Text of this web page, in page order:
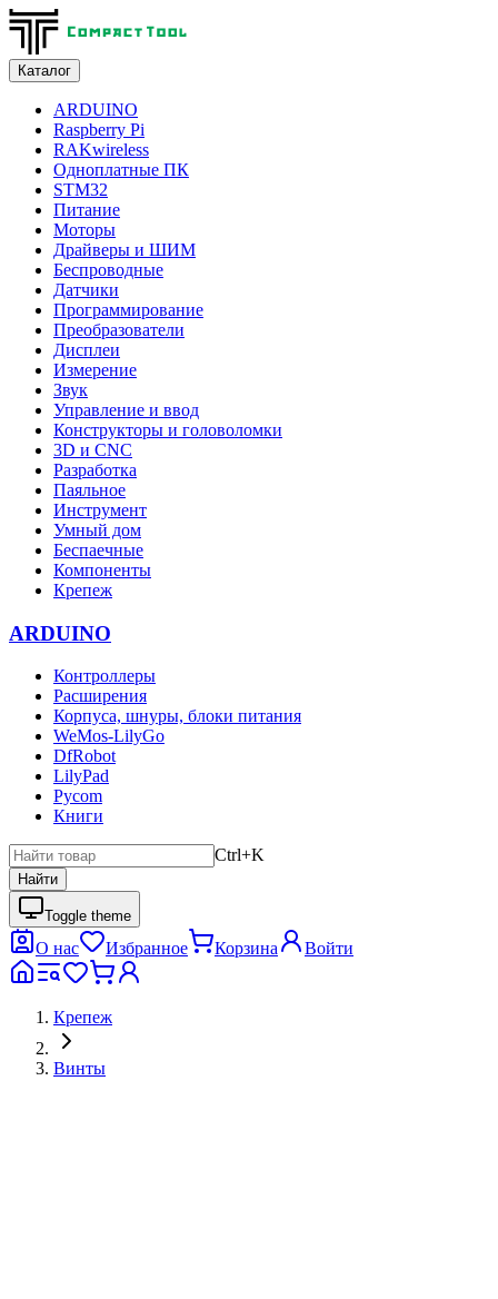
Каталог
ARDUINO
Raspberry Pi
RAKwireless
Одноплатные ПК
STM32
Питание
Моторы
Драйверы и ШИМ
Беспроводные
Датчики
Программирование
Преобразователи
Дисплеи
Измерение
Звук
Управление и ввод
Конструкторы и головоломки
3D и CNC
Разработка
Паяльное
Инструмент
Умный дом
Беспаечные
Компоненты
Крепеж
ARDUINO
Контроллеры
Расширения
Корпуса, шнуры, блоки питания
WeMos-LilyGo
DfRobot
LilyPad
Pycom
Книги
Ctrl+K
Найти
Toggle theme
О нас Избранное Корзина Войти
Крепеж
Винты